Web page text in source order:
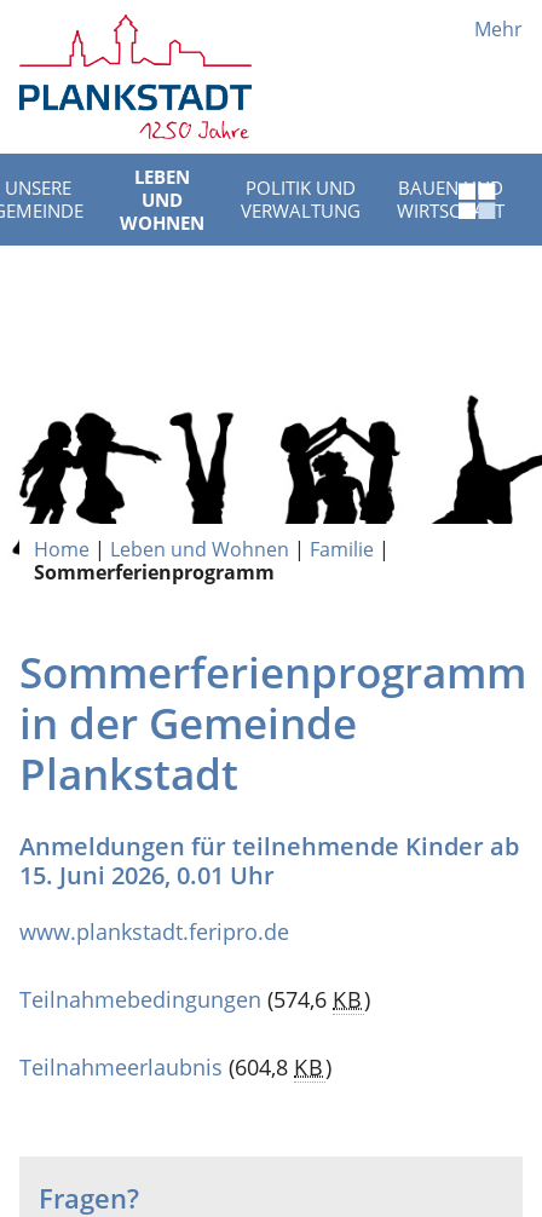
Mehr
UNSERE
LEBEN
UND
WOHNEN
POLITIK UND
VERWALTUNG
BAUEN UND
WIRTSCHAFT
Menü
Home | Leben und Wohnen | Familie |
Sommerferienprogramm
Sommerferienprogramm
in der Gemeinde
Plankstadt
Anmeldungen für teilnehmende Kinder ab
15. Juni 2026, 0.01 Uhr
www.plankstadt.feripro.de
Teilnahmebedingungen (574,6 KB)
Teilnahmeerlaubnis (604,8 KB)
Fragen?